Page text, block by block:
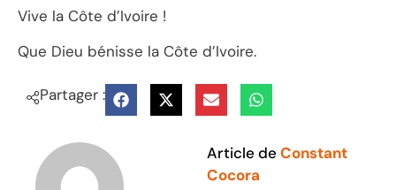
Vive la Côte d’Ivoire !
Que Dieu bénisse la Côte d’Ivoire.
Partager :
Article de Constant
Cocora